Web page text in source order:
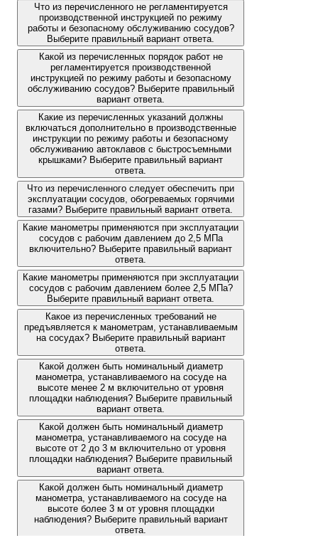
Что из перечисленного не регламентируется
производственной инструкцией по режиму
работы и безопасному обслуживанию сосудов?
Выберите правильный вариант ответа.
Какой из перечисленных порядок работ не
регламентируется производственной
инструкцией по режиму работы и безопасному
обслуживанию сосудов? Выберите правильный
вариант ответа.
Какие из перечисленных указаний должны
включаться дополнительно в производственные
инструкции по режиму работы и безопасному
обслуживанию автоклавов с быстросъемными
крышками? Выберите правильный вариант
ответа.
Что из перечисленного следует обеспечить при
эксплуатации сосудов, обогреваемых горячими
газами? Выберите правильный вариант ответа.
Какие манометры применяются при эксплуатации
сосудов с рабочим давлением до 2,5 МПа
включительно? Выберите правильный вариант
ответа.
Какие манометры применяются при эксплуатации
сосудов с рабочим давлением более 2,5 МПа?
Выберите правильный вариант ответа.
Какое из перечисленных требований не
предъявляется к манометрам, устанавливаемым
на сосудах? Выберите правильный вариант
ответа.
Какой должен быть номинальный диаметр
манометра, устанавливаемого на сосуде на
высоте менее 2 м включительно от уровня
площадки наблюдения? Выберите правильный
вариант ответа.
Какой должен быть номинальный диаметр
манометра, устанавливаемого на сосуде на
высоте от 2 до 3 м включительно от уровня
площадки наблюдения? Выберите правильный
вариант ответа.
Какой должен быть номинальный диаметр
манометра, устанавливаемого на сосуде на
высоте более 3 м от уровня площадки
наблюдения? Выберите правильный вариант
ответа.